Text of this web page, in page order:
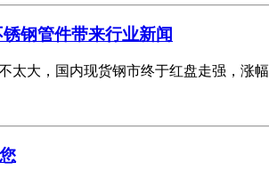
钢管件带来行业新闻
太大，国内现货钢市终于红盘走强，